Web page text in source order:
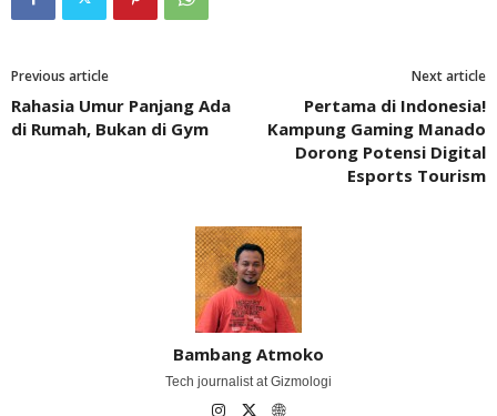
Previous article
Rahasia Umur Panjang Ada
di Rumah, Bukan di Gym
Next article
Pertama di Indonesia!
Kampung Gaming Manado
Dorong Potensi Digital
Esports Tourism
Bambang Atmoko
Tech journalist at Gizmologi